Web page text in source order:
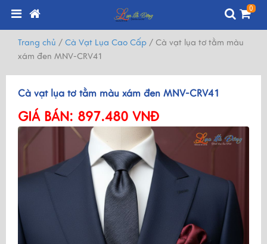
0
Trang chủ / Cà Vạt Lụa Cao Cấp / Cà vạt lụa tơ tằm màu
xám đen MNV-CRV41
Cà vạt lụa tơ tằm màu xám đen MNV-CRV41
GIÁ BÁN: 897.480 VNĐ